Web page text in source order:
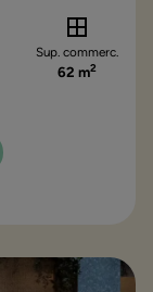
Sup. commerc.
62 m2